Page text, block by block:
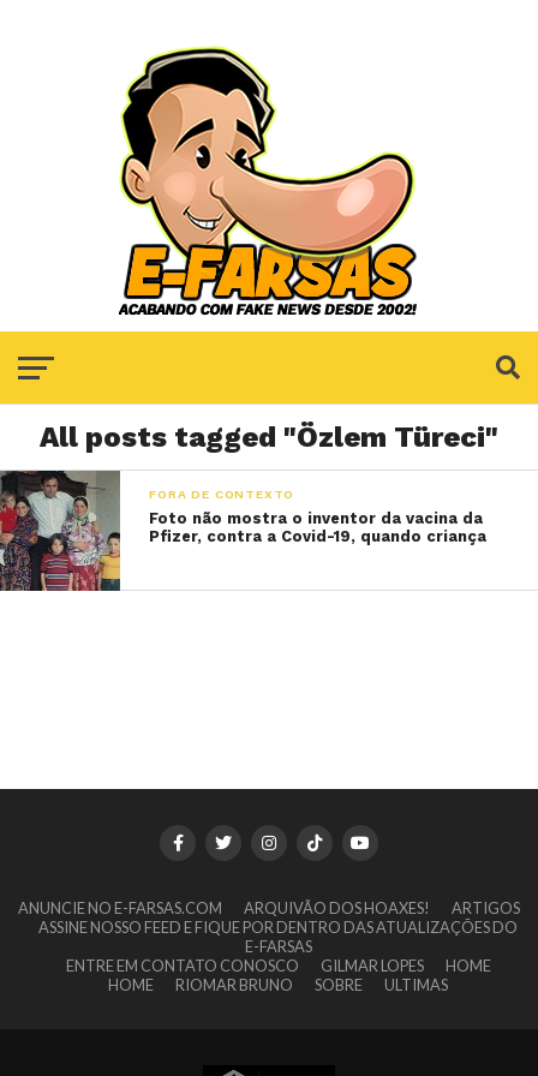
All posts tagged "Özlem Türeci"
FORA DE CONTEXTO
Foto não mostra o inventor da vacina da
Pfizer, contra a Covid-19, quando criança
ANUNCIE NO E-FARSAS.COM ARQUIVÃO DOS HOAXES!
ARTIGOS
ASSINE NOSSO FEED E FIQUE POR DENTRO DAS ATUALIZAÇÕES DO
E-FARSAS
ENTRE EM CONTATO CONOSCO
GILMAR LOPES
HOME
HOME
RIOMAR BRUNO SOBRE ULTIMAS